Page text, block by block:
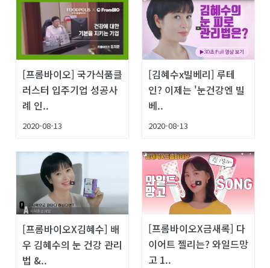
[프롬바이오] 국가식품클
러스터 입주기업 성공사
례 인..
2020-08-13
[김혜수x빌베리] 루테
인? 이제는 '눈건강엔 빌
베..
2020-08-13
[프롬바이오X김혜수] 배
우 김혜수의 눈 건강 관리
법 &..
[프롬바이오X금새록] 다
이어트 젤리는? 와일드망
고 1..